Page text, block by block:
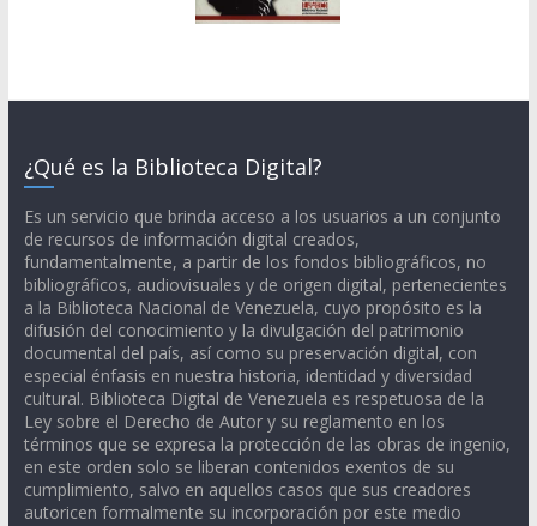
¿Qué es la Biblioteca Digital?
Es un servicio que brinda acceso a los usuarios a un conjunto
de recursos de información digital creados,
fundamentalmente, a partir de los fondos bibliográficos, no
bibliográficos, audiovisuales y de origen digital, pertenecientes
a la Biblioteca Nacional de Venezuela, cuyo propósito es la
difusión del conocimiento y la divulgación del patrimonio
documental del país, así como su preservación digital, con
especial énfasis en nuestra historia, identidad y diversidad
cultural. Biblioteca Digital de Venezuela es respetuosa de la
Ley sobre el Derecho de Autor y su reglamento en los
términos que se expresa la protección de las obras de ingenio,
en este orden solo se liberan contenidos exentos de su
cumplimiento, salvo en aquellos casos que sus creadores
autoricen formalmente su incorporación por este medio